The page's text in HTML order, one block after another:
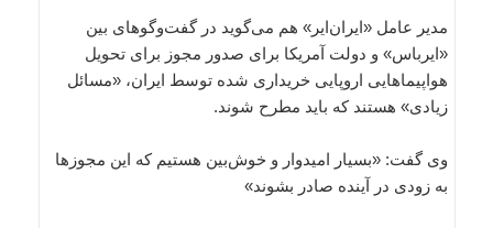
مدیر عامل «ایران‌ایر» هم می‌گوید در گفت‌وگوهای بین
«ایرباس» و دولت آمریکا برای صدور مجوز برای تحویل
هواپیماهایی اروپایی خریداری شده توسط ایران، «مسائل
زیادی» هستند که باید مطرح شوند.
وی گفت: «بسیار امیدوار و خوش‌بین هستیم که این مجوزها
به زودی در آینده صادر بشوند»